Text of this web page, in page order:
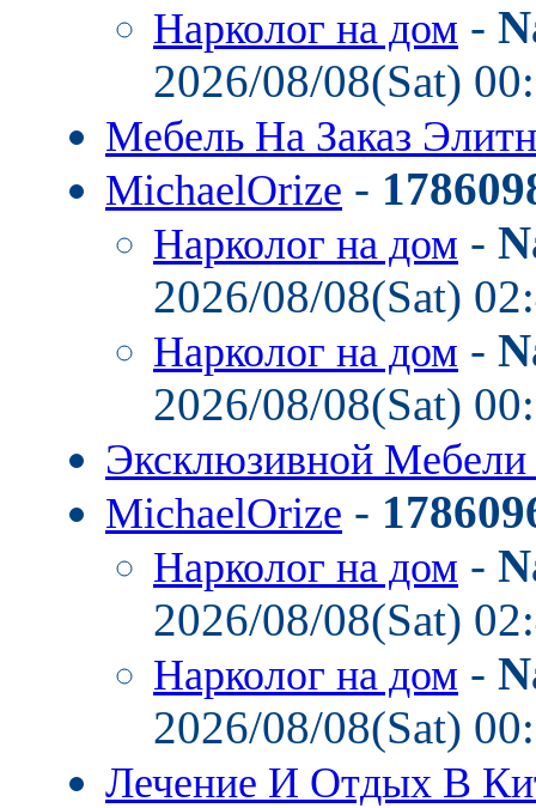
Нарколог на дом -
2026/08/08(Sat)
Мебель На Заказ
MichaelOrize -
Нарколог на дом -
2026/08/08(Sat)
Нарколог на дом -
2026/08/08(Sat)
Эксклюзивной Мебели
MichaelOrize -
Нарколог на дом -
2026/08/08(Sat)
Нарколог на дом -
2026/08/08(Sat)
Лечение И Отдых В